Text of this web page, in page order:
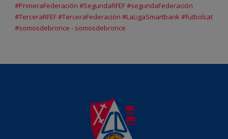
#PrimeraFederación #SegundaRFEF #segundaFederación
#TerceraRFEF #TerceraFederación #LaLigaSmartbank #futbolcat
#somosdebronce - somosdebronce